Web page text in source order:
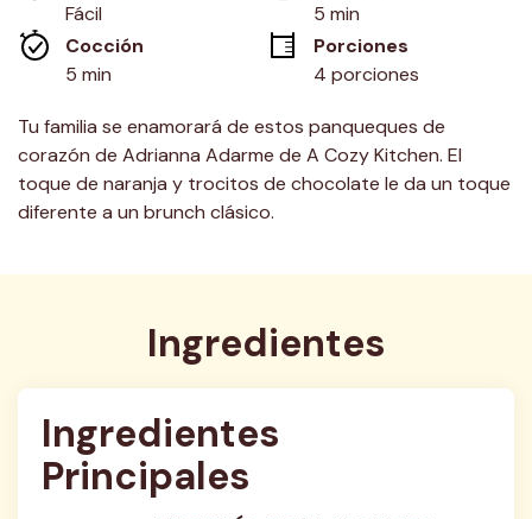
misma
página.
Fácil
5 min
Cocción
5 min
Porciones
4 porciones
Tu familia se enamorará de estos panqueques de
corazón de Adrianna Adarme de A Cozy Kitchen. El
toque de naranja y trocitos de chocolate le da un toque
diferente a un brunch clásico.
Ingredientes
Ingredientes
Principales